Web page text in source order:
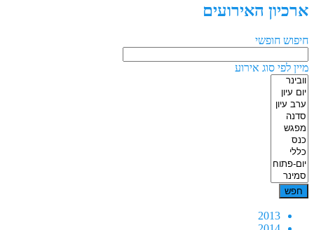
ארכיון האירועים
חיפוש חופשי
מיין לפי סוג אירוע
2013